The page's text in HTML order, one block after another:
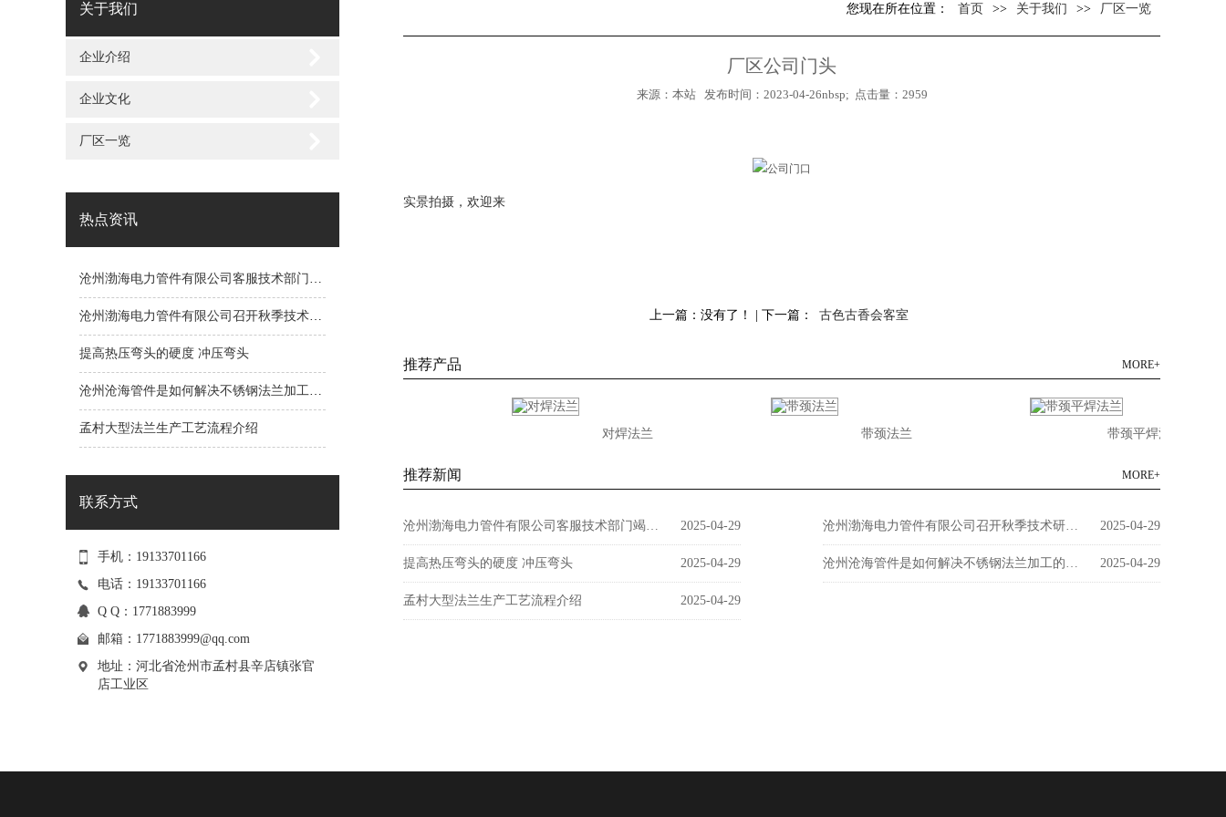
关于我们
企业介绍
企业文化
厂区一览
热点资讯
沧州渤海电力管件有限公司客服技术部门竭诚为您服务
沧州渤海电力管件有限公司召开秋季技术研讨会
提高热压弯头的硬度 冲压弯头
沧州沧海管件是如何解决不锈钢法兰加工的问题呢？
孟村大型法兰生产工艺流程介绍
联系方式
手机：19133701166
电话：19133701166
Q Q：1771883999
邮箱： 1771883999@qq.com
地址：河北省沧州市孟村县辛店镇张官
店工业区
您现在所在位置： 首页 >> 关于我们 >> 厂区一览
厂区公司门头
来源：本站 发布时间：2023-04-26nbsp; 点击量：2959
实景拍摄，欢迎来
上一篇：没有了！ | 下一篇： 古色古香会客室
推荐产品 MORE+
对焊法兰 带颈法兰 带颈平焊法兰
推荐新闻 MORE+
沧州渤海电力管件有限公司客服技术部门竭诚为您服务 2025-04-29 沧州渤海电力管件有限公司召开秋季技术研讨会 2025-04-29
提高热压弯头的硬度 冲压弯头 2025-04-29 沧州沧海管件是如何解决不锈钢法兰加工的问题呢？ 2025-04-29
孟村大型法兰生产工艺流程介绍 2025-04-29